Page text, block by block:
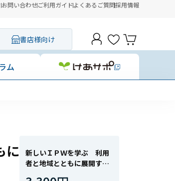
お問い合わせご利用ガイドよくあるご質問採用情報
書店様向け
ム
に
新しいＩＰＷを学ぶ 利用
者と地域とともに展開する